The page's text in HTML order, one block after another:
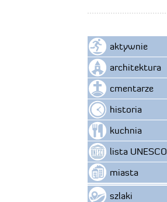
aktywnie
architektura
cmentarze
historia
kuchnia
lista UNESCO
miasta
szlaki